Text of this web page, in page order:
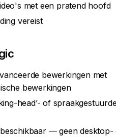
met een pratend hoofd
vereist
bewerkingen met
bewerkingen
head’- of
— geen desktop-